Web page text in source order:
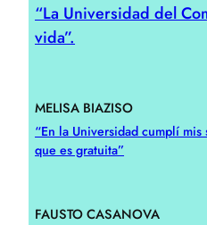
“La Universidad del
vida”.
MELISA BIAZISO
“En la Universidad cumplí
que es gratuita”
FAUSTO CASANOVA